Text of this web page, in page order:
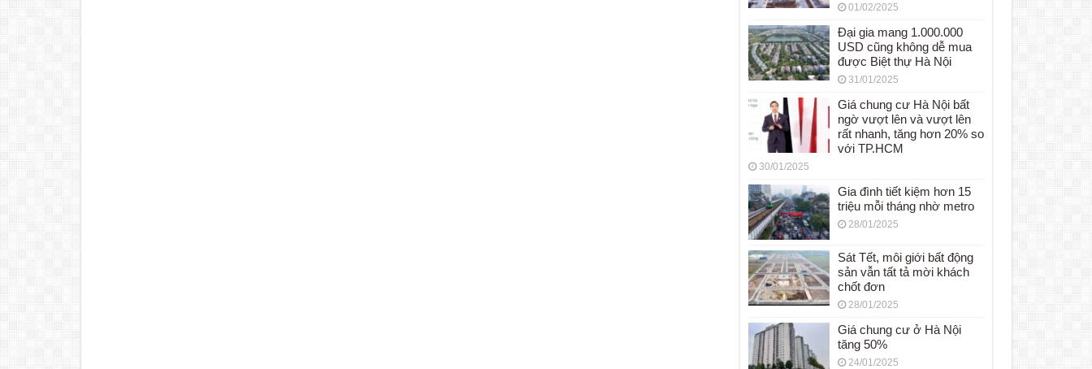
01/02/2025
Đại gia mang 1.000.000
USD cũng không dễ mua
được Biệt thự Hà Nội
31/01/2025
Giá chung cư Hà Nội bất
ngờ vượt lên và vượt lên
rất nhanh, tăng hơn 20% so
với TP.HCM
30/01/2025
Gia đình tiết kiệm hơn 15
triệu mỗi tháng nhờ metro
28/01/2025
Sát Tết, môi giới bất động
sản vẫn tất tả mời khách
chốt đơn
28/01/2025
Giá chung cư ở Hà Nội
tăng 50%
24/01/2025